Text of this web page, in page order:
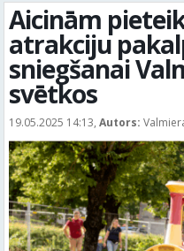
Sludinājumi
Reklāmraksti
Aicinām
atrakciju
sniegšanai
svētkos
19.05.2025 14:13, Autors: